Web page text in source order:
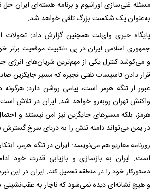
مسئله غنی‌سازی اورانیوم و برنامه هسته‌ای ایران
به‌عنوان یک شکست بزرگ تلقی خواهد شد.
پایگاه خبری وای‌نت همچنین گزارش داد:
جمهوری اسلامی ایران در پی «تثبیت موقعیت برتر
و می‌کوشد کنترل یکی از مهم‌ترین شریان‌های
قرار دادن تاسیسات نفتی فجیره که مسیر جایگزین
عبور از تنگه هرمز است، پیامی روشن دارد: هرگونه
واکنش تهران روبه‌رو خواهد شد. ایران در تلاش است
هرمز، بلکه مسیرهای جایگزین نیز امن نیستند و
در یمن می‌تواند دامنه تنش را به دریای سرخ گسترش
روزنامه معاریو هم می‌نویسد: ایران در تنگه هرمز،
است. ایران به بازسازی و بازیابی قدرت خود
دستورکار خود را در منطقه تحمیل کند. ایران در این
و هیچ نشانه‌ای دیده نمی‌شود که ناچار به